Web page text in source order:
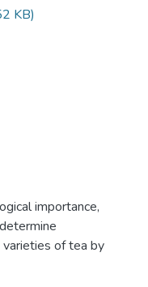
KB)
importance,
of tea by